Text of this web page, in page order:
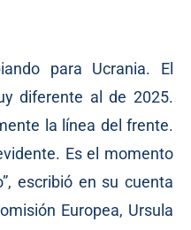
para Ucrania. El
diferente al de 2025.
la línea del frente.
Es el momento
escribió en su cuenta
Europea, Ursula